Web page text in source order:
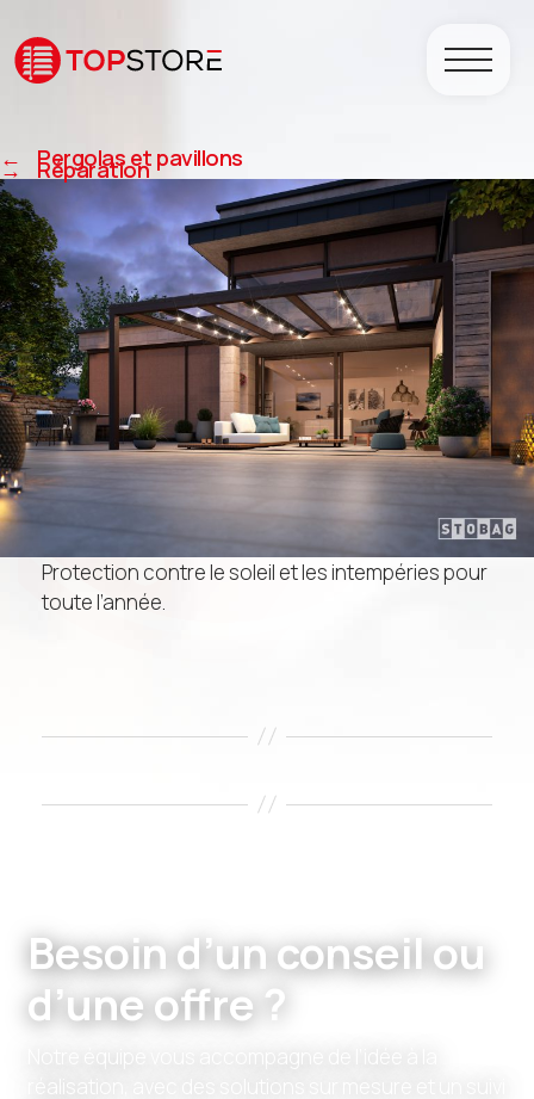
Protection contre le soleil et les intempéries pour
toute l’année.
← Pergolas et pavillons
→ Réparation
Besoin d’un conseil ou
d’une offre ?